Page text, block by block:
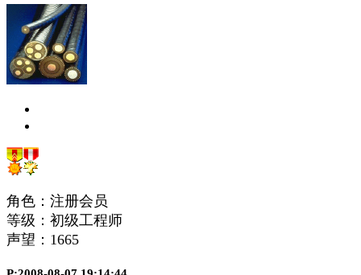
角色：注册会员
等级：初级工程师
声望： 1665